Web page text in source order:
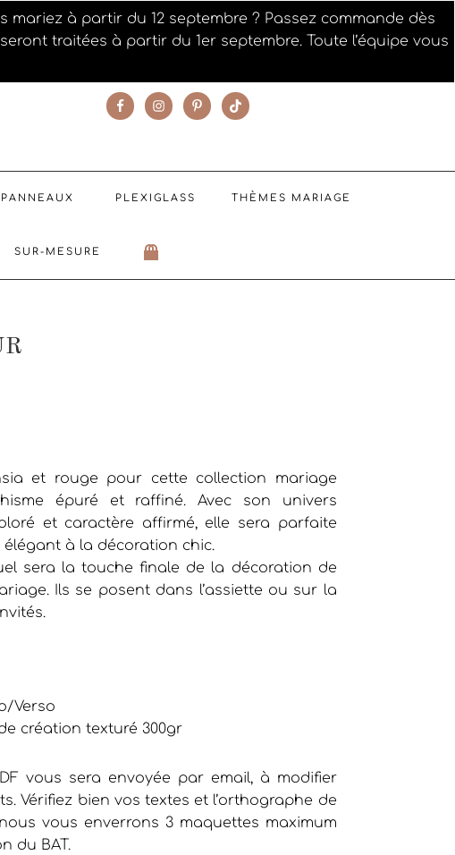
à partir du 12 septembre ? Passez commande dès
traitées à partir du 1er septembre. Toute l’équipe vous
PANNEAUX PLEXIGLASS THÈMES MARIAGE
SUR-MESURE
et rouge pour cette collection mariage
épuré et raffiné. Avec son univers
et caractère affirmé, elle sera parfaite
à la décoration chic.
sera la touche finale de la décoration de
Ils se posent dans l’assiette ou sur la
Verso
création texturé 300gr
vous sera envoyée par email, à modifier
Vérifiez bien vos textes et l’orthographe de
vous enverrons 3 maquettes maximum
du BAT.